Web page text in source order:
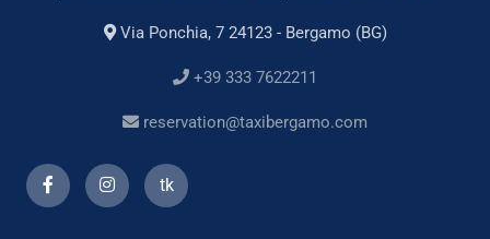
Via Ponchia, 7 24123 - Bergamo (BG)
+39 333 7622211
reservation@taxibergamo.com
tk